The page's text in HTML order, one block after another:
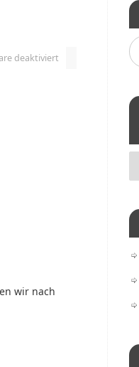
deaktiviert
wir nach